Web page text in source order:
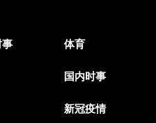
事 体育
国内时事
新冠疫情